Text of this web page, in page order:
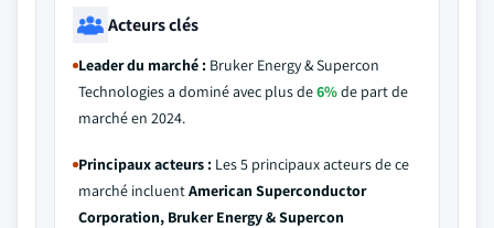
Acteurs clés
Leader du marché : Bruker Energy & Supercon
Technologies a dominé avec plus de6%de part de
marché en 2024.
Principaux acteurs : Les 5 principaux acteurs de ce
marché incluentAmerican Superconductor
Corporation, Bruker Energy & Supercon